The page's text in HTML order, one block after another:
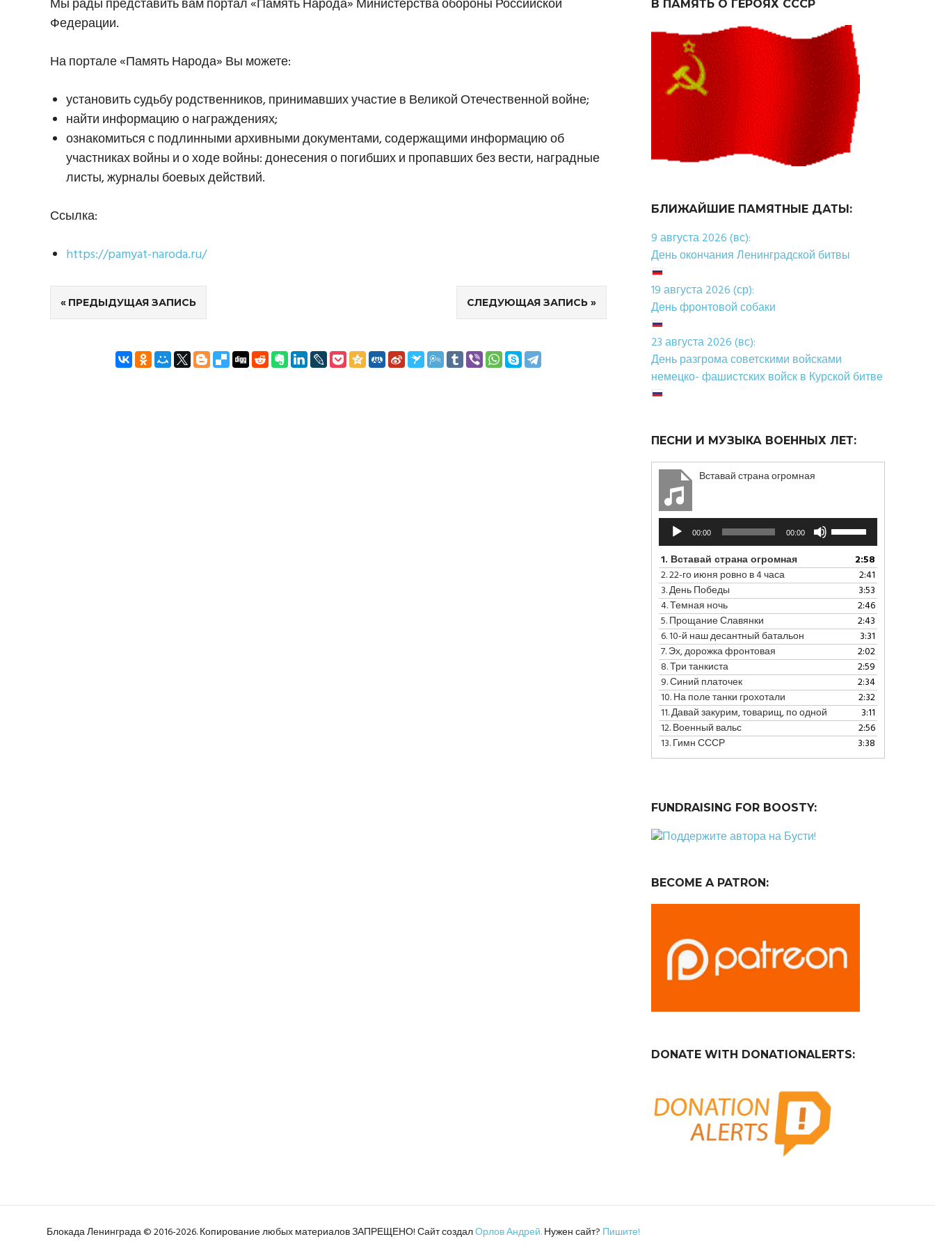
Мы рады представить вам портал «Память Народа» Министерства обороны Российской
Федерации.
На портале «Память Народа» Вы можете:
установить судьбу родственников, принимавших участие в Великой Отечественной войне;
найти информацию о награждениях;
ознакомиться с подлинными архивными документами, содержащими информацию об
участниках войны и о ходе войны: донесения о погибших и пропавших без вести, наградные
листы, журналы боевых действий.
Ссылка:
https://pamyat-naroda.ru/
Навигация
записям
ПРЕДЫДУЩАЯ ЗАПИСЬ СЛЕДУЮЩАЯ ЗАПИСЬ
В ПАМЯТЬ О ГЕРОЯХ СССР
БЛИЖАЙШИЕ ПАМЯТНЫЕ ДАТЫ:
9 августа 2026 (вс):
День окончания Ленинградской битвы
19 августа 2026 (ср):
День фронтовой собаки
23 августа 2026 (вс):
День разгрома советскими войсками
немецко- фашистских войск в Курской битве
ПЕСНИ И МУЗЫКА ВОЕННЫХ ЛЕТ:
Вставай страна огромная
Аудиоплеер
00:00 00:00
вниз,
чтобы
увеличить
или
уменьшить
громкость.
1. Вставай страна огромная
2:58
2.22-го июня ровно в 4 часа
2:41
3.День Победы
3:53
4.Темная ночь
2:46
5.Прощание Славянки
2:43
6.10-й наш десантный батальон
3:31
7.Эх, дорожка фронтовая
2:02
8.Три танкиста
2:59
9.Синий платочек
2:34
10.На поле танки грохотали
2:32
11.Давай закурим, товарищ, по одной
3:11
12.Военный вальс
2:56
13.Гимн СССР 3:38
FUNDRAISING FOR BOOSTY:
BECOME A PATRON:
DONATE WITH DONATIONALERTS:
Блокада Ленинграда © 2016-2026. Копирование любых материалов ЗАПРЕЩЕНО! Сайт создалОрлов Андрей.Нужен сайт? Пишите!